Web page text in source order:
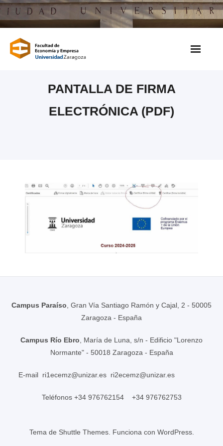
Saltar
al
PANTALLA DE FIRMA
ELECTRÓNICA (PDF)
Campus Paraíso , Gran Vía Santiago Ramón y Cajal, 2 - 50005
Zaragoza - España
Campus Río Ebro , María de Luna, s/n - Edificio "Lorenzo
Normante" - 50018 Zaragoza - España
E-mail ri1ecemz@unizar.es ri2ecemz@unizar.es
Teléfonos +34 976762154 +34 976762753
Tema de Shuttle Themes. Funciona con WordPress.